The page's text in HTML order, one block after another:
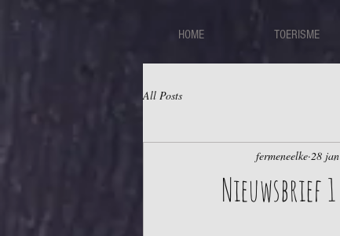
HOME TOERISME
All Posts
Nieuwsbrief 1
fermeneelke 28 jan